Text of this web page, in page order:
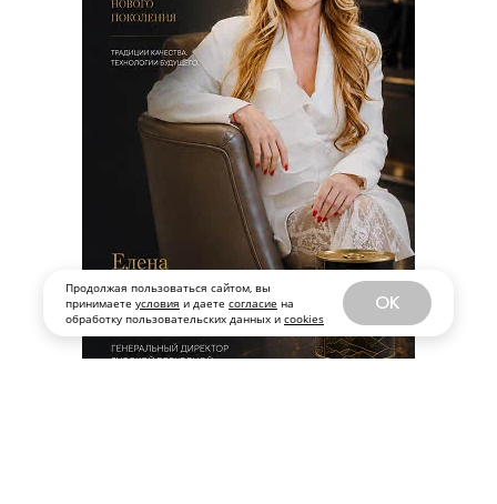
Продолжая пользоваться сайтом, вы
принимаете условия и даете согласие на
обработку пользовательских данных и cookies
OK